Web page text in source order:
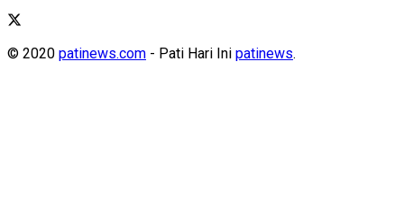
© 2020 patinews.com - Pati Hari Ini patinews.